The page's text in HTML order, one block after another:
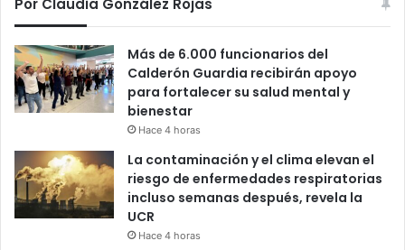
Por Claudia González Rojas
Más de 6.000 funcionarios del
Calderón Guardia recibirán apoyo
para fortalecer su salud mental y
bienestar
Hace 4 horas
La contaminación y el clima elevan el
riesgo de enfermedades respiratorias
incluso semanas después, revela la
UCR
Hace 4 horas